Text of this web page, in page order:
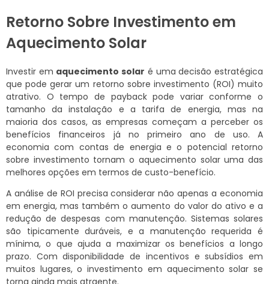
Retorno Sobre Investimento em
Aquecimento Solar
Investir em aquecimento solar é uma decisão estratégica
que pode gerar um retorno sobre investimento (ROI) muito
atrativo. O tempo de payback pode variar conforme o
tamanho da instalação e a tarifa de energia, mas na
maioria dos casos, as empresas começam a perceber os
benefícios financeiros já no primeiro ano de uso. A
economia com contas de energia e o potencial retorno
sobre investimento tornam o aquecimento solar uma das
melhores opções em termos de custo-benefício.
A análise de ROI precisa considerar não apenas a economia
em energia, mas também o aumento do valor do ativo e a
redução de despesas com manutenção. Sistemas solares
são tipicamente duráveis, e a manutenção requerida é
mínima, o que ajuda a maximizar os benefícios a longo
prazo. Com disponibilidade de incentivos e subsídios em
muitos lugares, o investimento em aquecimento solar se
torna ainda mais atraente.